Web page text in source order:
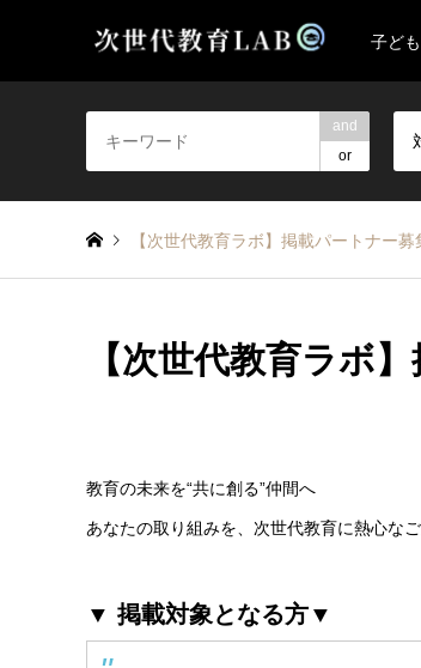
子ど
and
or
【次世代教育ラボ】掲載パートナー募
【次世代教育ラボ
教育の未来を“共に創る”仲間へ
あなたの取り組みを、次世代教育に熱心な
▼ 掲載対象となる方▼